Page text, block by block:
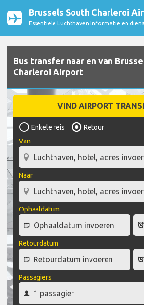
Brussels South Charleroi
Essentiële Luchthaven Informatie en
Bus transfer naar en van
Charleroi Airport
VIND AIRPORT
Enkele reis
Retour
Van
Naar
Ophaaldatum
Retourdatum
Passagiers